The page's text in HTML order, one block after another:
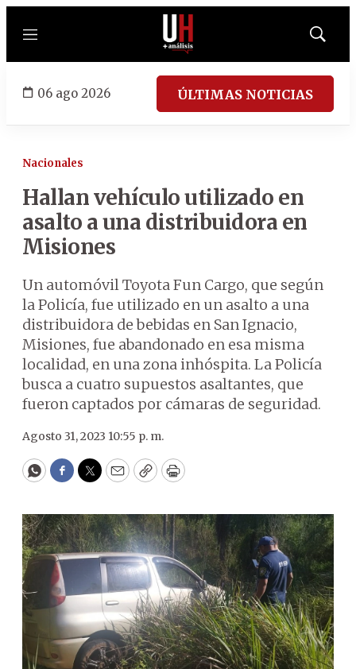
Menú
Mostrar
06 ago 2026 ÚLTIMAS NOTICIAS
Nacionales
Hallan vehículo utilizado en
asalto a una distribuidora en
Misiones
Un automóvil Toyota Fun Cargo, que según
la Policía, fue utilizado en un asalto a una
distribuidora de bebidas en San Ignacio,
Misiones, fue abandonado en esa misma
localidad, en una zona inhóspita. La Policía
busca a cuatro supuestos asaltantes, que
fueron captados por cámaras de seguridad.
Agosto 31, 2023 10:55 p. m.
WhatsApp
Facebook
Twitter
EmailCopyPrint